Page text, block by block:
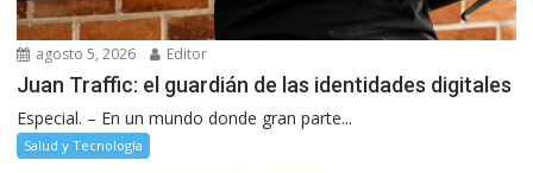
agosto 5, 2026 Editor
Juan Traffic: el guardián de las identidades digitales
Especial. – En un mundo donde gran parte...
Salud y Tecnología